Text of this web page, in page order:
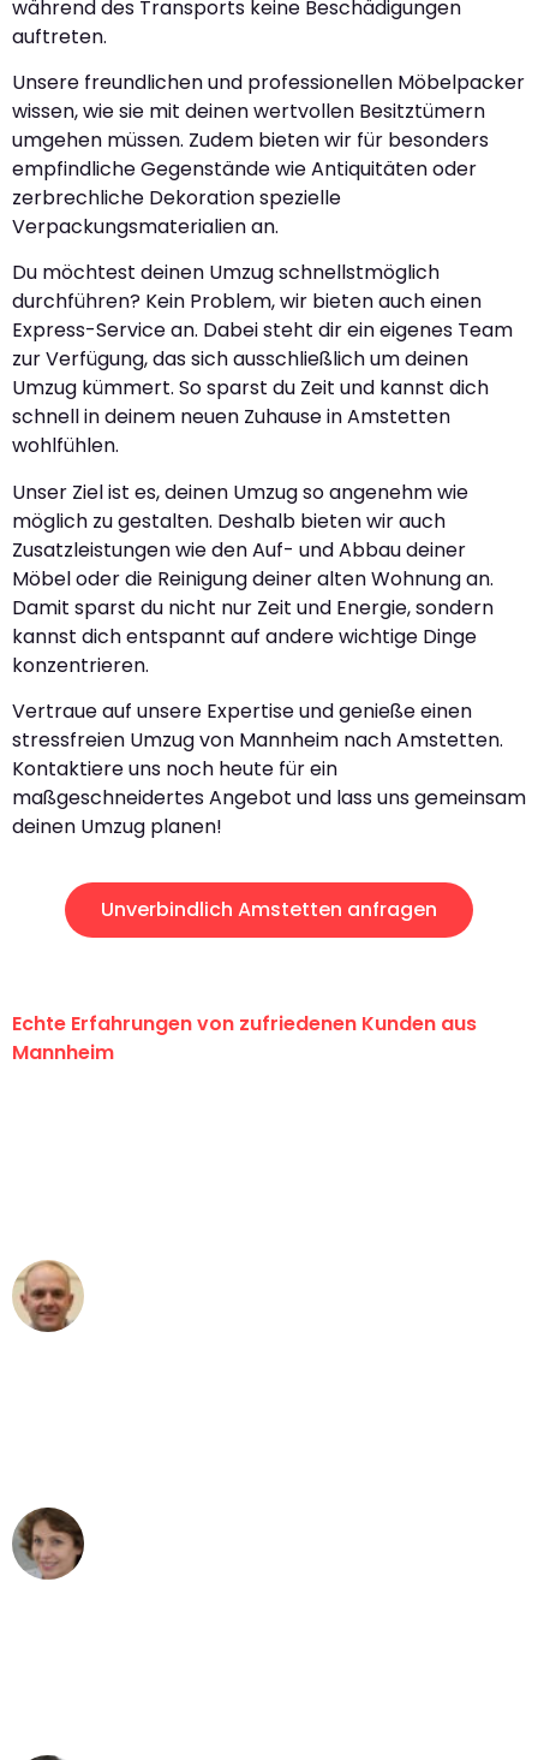
während des Transports keine Beschädigungen
auftreten.
Unsere freundlichen und professionellen Möbelpacker
wissen, wie sie mit deinen wertvollen Besitztümern
umgehen müssen. Zudem bieten wir für besonders
empfindliche Gegenstände wie Antiquitäten oder
zerbrechliche Dekoration spezielle
Verpackungsmaterialien an.
Du möchtest deinen Umzug schnellstmöglich
durchführen? Kein Problem, wir bieten auch einen
Express-Service an. Dabei steht dir ein eigenes Team
zur Verfügung, das sich ausschließlich um deinen
Umzug kümmert. So sparst du Zeit und kannst dich
schnell in deinem neuen Zuhause in Amstetten
wohlfühlen.
Unser Ziel ist es, deinen Umzug so angenehm wie
möglich zu gestalten. Deshalb bieten wir auch
Zusatzleistungen wie den Auf- und Abbau deiner
Möbel oder die Reinigung deiner alten Wohnung an.
Damit sparst du nicht nur Zeit und Energie, sondern
kannst dich entspannt auf andere wichtige Dinge
konzentrieren.
Vertraue auf unsere Expertise und genieße einen
stressfreien Umzug von Mannheim nach Amstetten.
Kontaktiere uns noch heute für ein
maßgeschneidertes Angebot und lass uns gemeinsam
deinen Umzug planen!
Unverbindlich Amstetten anfragen
Echte Erfahrungen von zufriedenen Kunden aus
Mannheim